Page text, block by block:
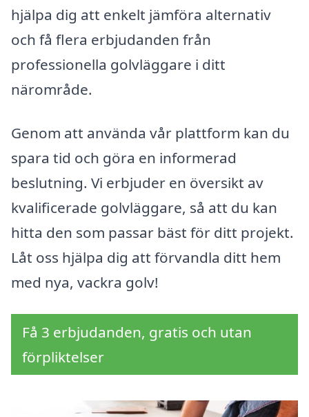
hjälpa dig att enkelt jämföra alternativ
och få flera erbjudanden från
professionella golvläggare i ditt
närområde.
Genom att använda vår plattform kan du
spara tid och göra en informerad
beslutning. Vi erbjuder en översikt av
kvalificerade golvläggare, så att du kan
hitta den som passar bäst för ditt projekt.
Låt oss hjälpa dig att förvandla ditt hem
med nya, vackra golv!
Få 3 erbjudanden, gratis och utan
förpliktelser